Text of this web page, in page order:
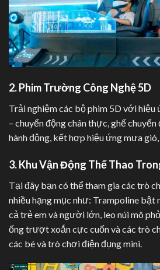
2. Phim Trường Công Nghệ 5D
Trải nghiệm các bộ phim 5D với hiệu
– chuyển động chân thực, ghế
hành động, kết hợp hiệu ứng mưa gió,
3. Khu Vận Động Thể Thao
Tại đây bạn có thể tham gia các trò
nhiều hạng mục như: Trampoline bật
cả trẻ em và người lớn, leo núi mô
ống trượt xoắn cực cuốn và các trò
các bé và trò chơi điện đụng mini.